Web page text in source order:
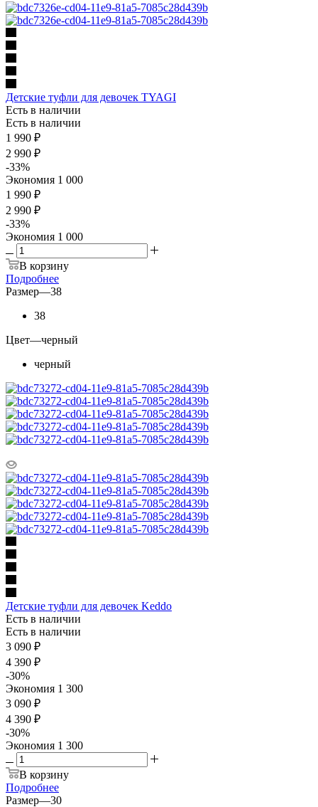
Детские туфли для девочек TYAGI
Есть в наличии
Есть в наличии
1 990 ₽
2 990 ₽
-33%
Экономия 1 000
1 990 ₽
2 990 ₽
-33%
Экономия 1 000
В корзину
Подробнее
Размер—38
38
Цвет—черный
черный
Детские туфли для девочек Keddo
Есть в наличии
Есть в наличии
3 090 ₽
4 390 ₽
-30%
Экономия 1 300
3 090 ₽
4 390 ₽
-30%
Экономия 1 300
В корзину
Подробнее
Размер—30